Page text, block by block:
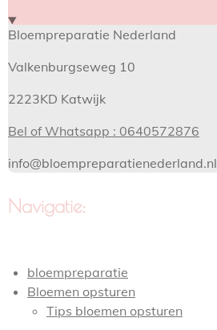
Bloempreparatie Nederland
Valkenburgseweg 10
2223KD Katwijk
Bel of Whatsapp : 0640572876
info@bloempreparatienederland.nl
Navigatie:
bloempreparatie
Bloemen opsturen
Tips bloemen opsturen